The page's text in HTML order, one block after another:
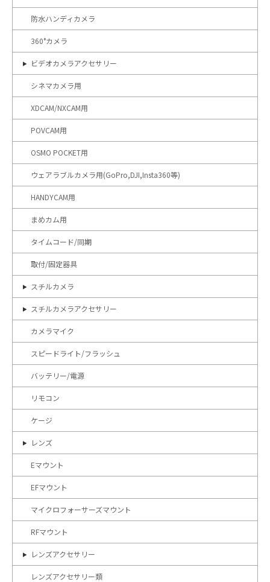
防水ハンディカメラ
360°カメラ
ビデオカメラアクセサリー
シネマカメラ用
XDCAM/NXCAM用
POVCAM用
OSMO POCKET用
ウェアラブルカメラ用(GoPro,DJI,Insta360等)
HANDYCAM用
まめカム用
タイムコード/同期
取付/固定器具
スチルカメラ
スチルカメラアクセサリー
カメラマイク
スピードライト/フラッシュ
バッテリー/電源
リモコン
ケージ
レンズ
Eマウント
EFマウント
マイクロフォーサーズマウント
RFマウント
レンズアクセサリー
レンズアクセサリー類